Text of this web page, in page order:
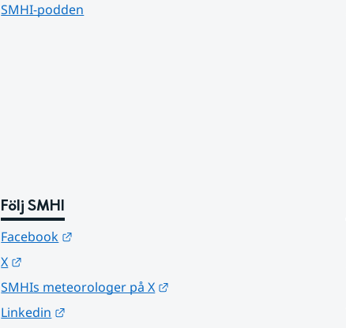
SMHI-podden
Följ SMHI
Facebook
X
SMHIs meteorologer på X
Linkedin